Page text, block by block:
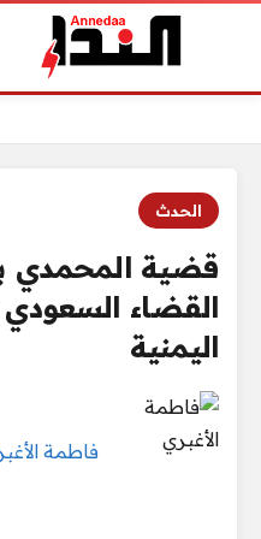
الحدث
قضية المحمدي
القضاء
اليمنية
فاطمة